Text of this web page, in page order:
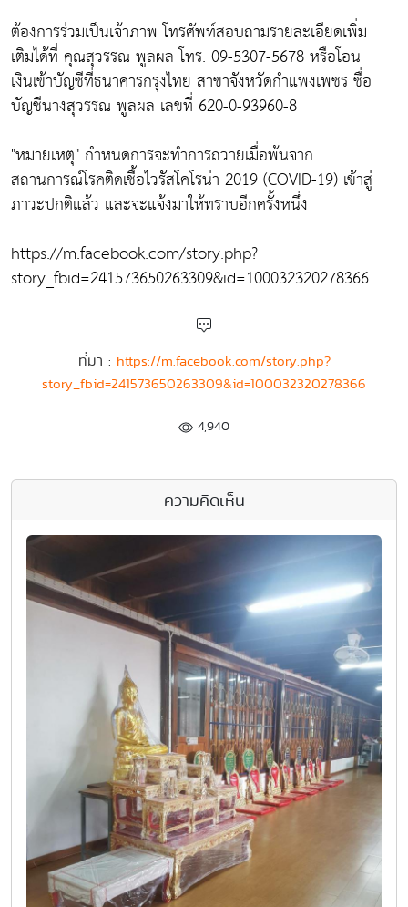
ต้องการร่วมเป็นเจ้าภาพ โทรศัพท์สอบถามรายละเอียดเพิ่ม
เติมได้ที่ คุณสุวรรณ พูลผล โทร. 09-5307-5678 หรือโอน
เงินเข้าบัญชีที่ธนาคารกรุงไทย สาขาจังหวัดกำแพงเพชร ชื่อ
บัญชีนางสุวรรณ พูลผล เลขที่ 620-0-93960-8
"หมายเหตุ" กำหนดการจะทำการถวายเมื่อพ้นจาก
สถานการณ์โรคติดเชื้อไวรัสโคโรน่า 2019 (COVID-19) เข้าสู่
ภาวะปกติแล้ว และจะแจ้งมาให้ทราบอีกครั้งหนึ่ง
https://m.facebook.com/story.php?
story_fbid=241573650263309&id=100032320278366
ที่มา : https://m.facebook.com/story.php?
story_fbid=241573650263309&id=100032320278366
4,940
ความคิดเห็น